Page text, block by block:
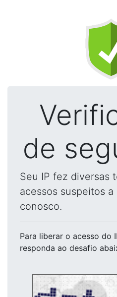
de
Seu IP fez diversas
acessos suspeitos
conosco.
Para liberar o acesso do
responda ao desafio